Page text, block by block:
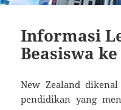
Informasi
Beasiswa
New Zealand
pendidikan yang